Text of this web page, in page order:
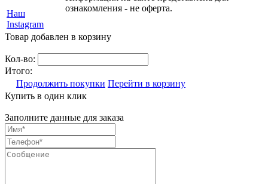
Наш
Instagram
ознакомления - не оферта.
Товар добавлен в корзину
Кол-во:
Итого:
Продолжить покупки Перейти в корзину
Купить в один клик
Заполните данные для заказа